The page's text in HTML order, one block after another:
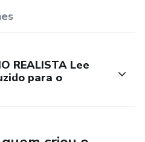
REALISTA Lee
para o